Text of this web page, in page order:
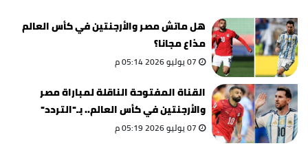
هل ماتش مصر والأرجنتين في كأس العالم
مذاع مجانا؟
07 يوليو 2026 05:14 م
القناة المفتوحة الناقلة لمباراة مصر
والأرجنتين في كأس العالم.. بـ"التردد"
07 يوليو 2026 05:19 م